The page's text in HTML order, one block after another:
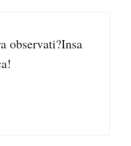
observati?Insa